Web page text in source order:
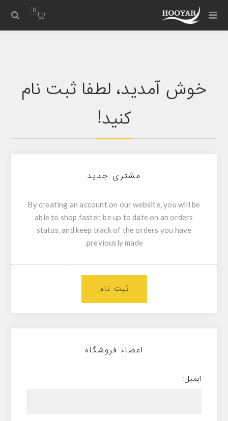
0
خوش آمدید، لطفا ثبت نام
کنید!
مشتری جدید
By creating an account on our website, you will be
able to shop faster, be up to date on an orders
status, and keep track of the orders you have
previously made.
ثبت نام
اعضاء فروشگاه
ایمیل: